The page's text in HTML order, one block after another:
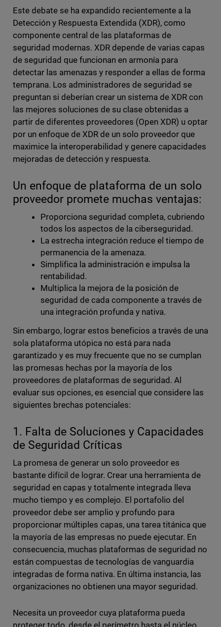
Este debate se ha expandido recientemente a la
Detección y Respuesta Extendida (XDR), como
componente central de las plataformas de
seguridad modernas. XDR depende de varias capas
de seguridad que funcionan en armonía para
detectar las amenazas y responder a ellas de forma
temprana. Los administradores de seguridad se
preguntan si deberían crear un sistema de XDR con
las mejores soluciones de su clase obtenidas a
partir de diferentes proveedores (Open XDR) u optar
por un enfoque de XDR de un solo proveedor que
maximice la interoperabilidad y genere capacidades
mejoradas de detección y respuesta.
Un enfoque de plataforma de un solo
proveedor promete muchas ventajas:
Proporciona seguridad completa, cubriendo
todos los aspectos de la ciberseguridad.
La estrecha integración reduce el tiempo de
permanencia de la amenaza.
Simplifica la administración e impulsa la
rentabilidad.
Multiplica la mejora de la posición de
seguridad de cada componente a través de
una integración profunda y nativa.
Sin embargo, lograr estos beneficios a través de una
sola plataforma utópica no está para nada
garantizado y es muy frecuente que no se cumplan
las promesas hechas por la mayoría de los
proveedores de plataformas de seguridad. Al
evaluar sus opciones, es esencial que considere las
siguientes brechas potenciales:
1. Falta de Soluciones y Capacidades
de Seguridad Críticas
La promesa de generar un solo proveedor es
bastante difícil de lograr. Crear una herramienta de
seguridad en capas y totalmente integrada lleva
mucho tiempo y es complejo. El portafolio del
proveedor debe ser amplio y profundo para
proporcionar múltiples capas, una tarea titánica que
la mayoría de las empresas no puede ejecutar. En
consecuencia, muchas plataformas de seguridad no
están compuestas de tecnologías de vanguardia
integradas de forma nativa. En última instancia, las
organizaciones no obtienen una mayor seguridad.
Necesita un proveedor cuya plataforma pueda